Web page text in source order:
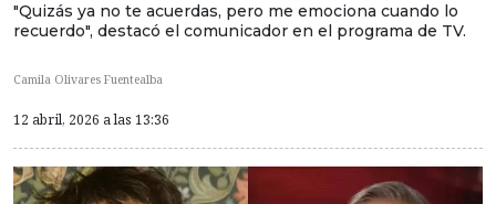
"Quizás ya no te acuerdas, pero me emociona cuando lo
recuerdo", destacó el comunicador en el programa de TV.
Camila Olivares Fuentealba
12 abril, 2026 a las 13:36